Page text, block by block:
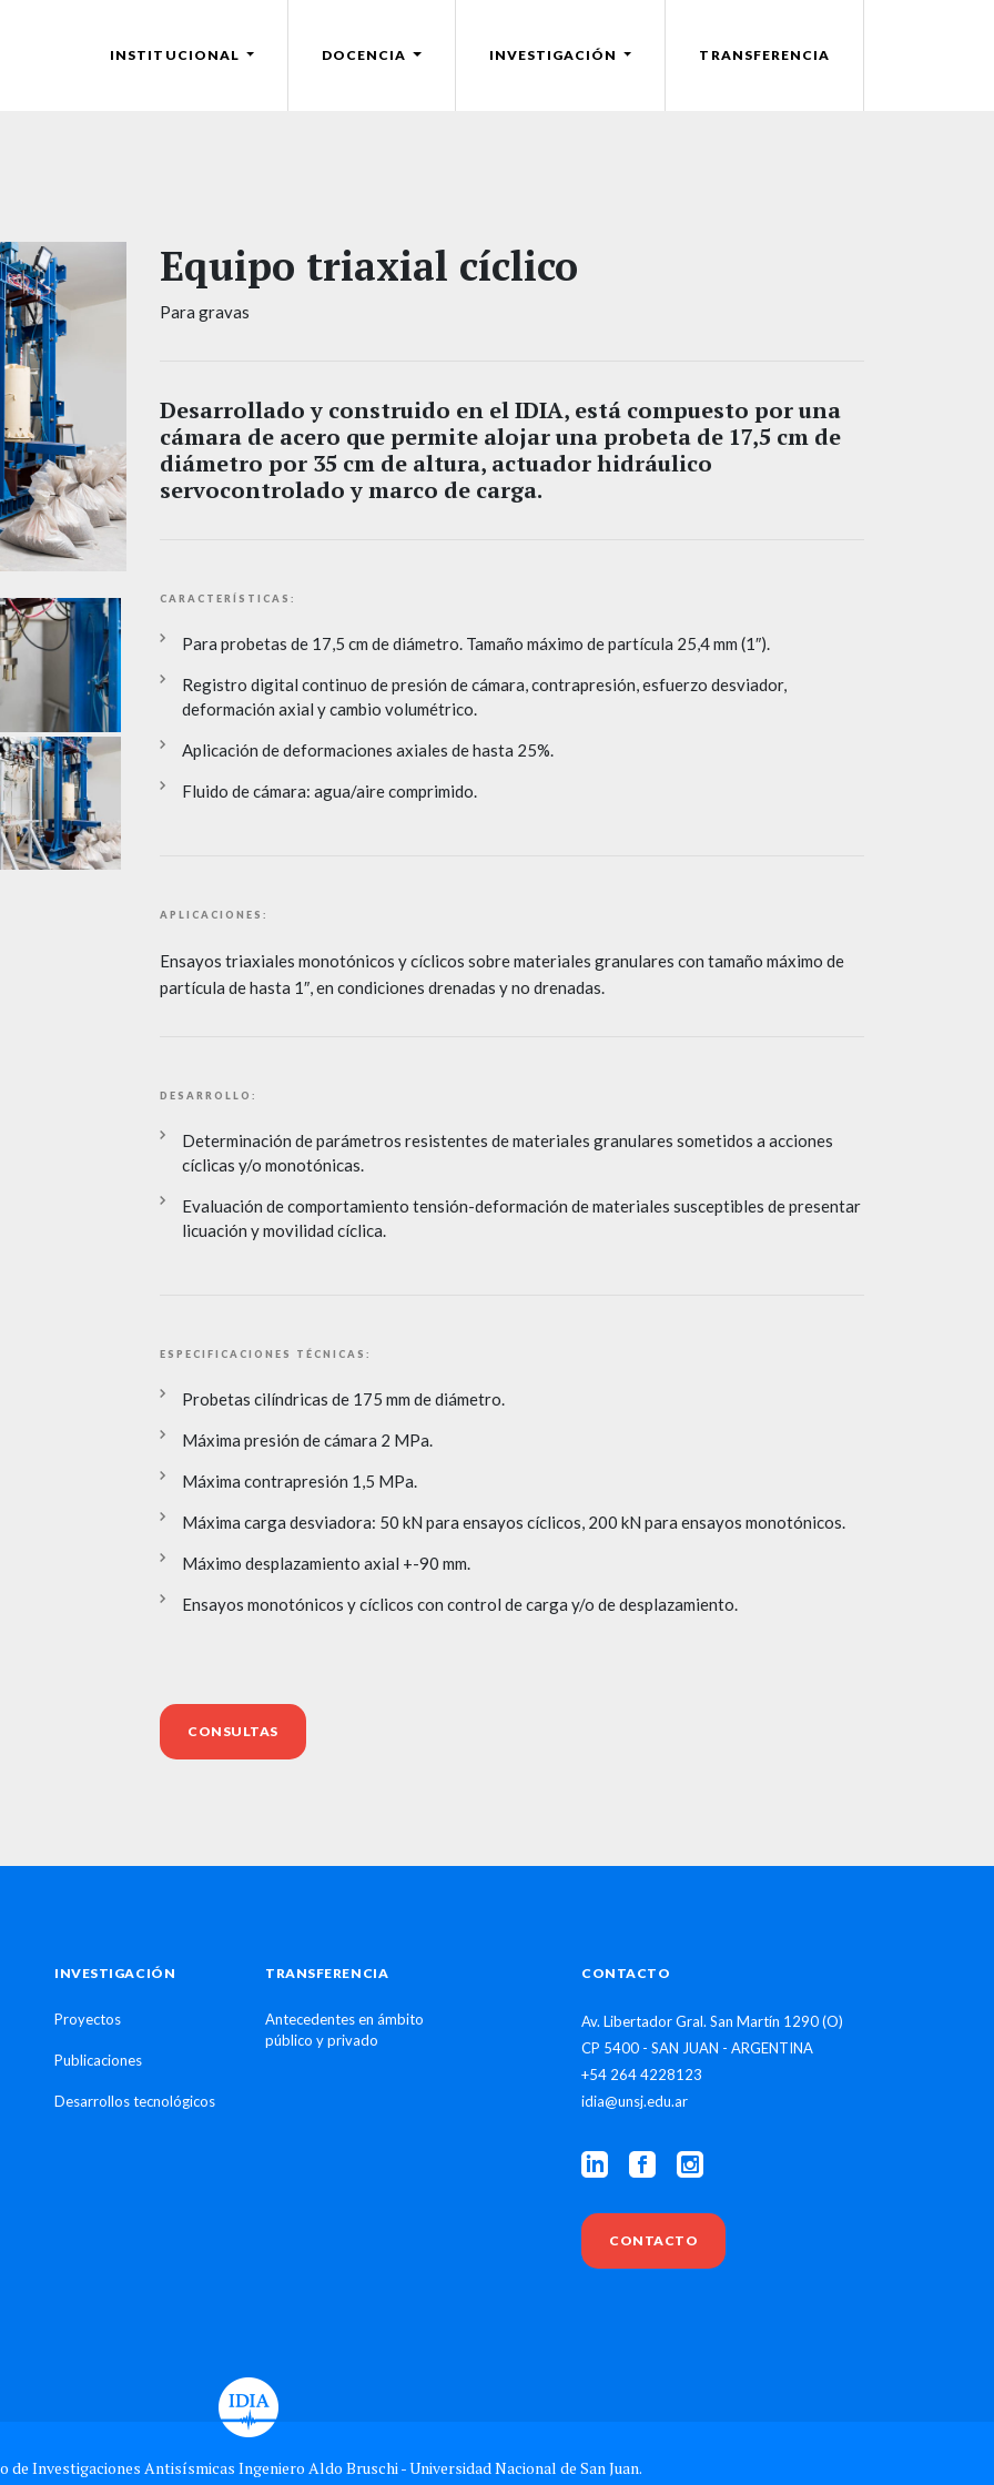
INSTITUCIONAL DOCENCIA INVESTIGACIÓN TRANSFERENCIA
Equipo triaxial cíclico
Para gravas
Desarrollado y construido en el IDIA, está compuesto por una
cámara de acero que permite alojar una probeta de 17,5 cm de
diámetro por 35 cm de altura, actuador hidráulico
servocontrolado y marco de carga.
CARACTERÍSTICAS:
Para probetas de 17,5 cm de diámetro. Tamaño máximo de partícula 25,4 mm (1″).
Registro digital continuo de presión de cámara, contrapresión, esfuerzo desviador,
deformación axial y cambio volumétrico.
Aplicación de deformaciones axiales de hasta 25%.
Fluido de cámara: agua/aire comprimido.
APLICACIONES:
Ensayos triaxiales monotónicos y cíclicos sobre materiales granulares con tamaño máximo de
partícula de hasta 1″, en condiciones drenadas y no drenadas.
DESARROLLO:
Determinación de parámetros resistentes de materiales granulares sometidos a acciones
cíclicas y/o monotónicas.
Evaluación de comportamiento tensión-deformación de materiales susceptibles de presentar
licuación y movilidad cíclica.
ESPECIFICACIONES TÉCNICAS:
Probetas cilíndricas de 175 mm de diámetro.
Máxima presión de cámara 2 MPa.
Máxima contrapresión 1,5 MPa.
Máxima carga desviadora: 50 kN para ensayos cíclicos, 200 kN para ensayos monotónicos.
Máximo desplazamiento axial +-90 mm.
Ensayos monotónicos y cíclicos con control de carga y/o de desplazamiento.
CONSULTAS
INVESTIGACIÓN
Proyectos
Publicaciones
Desarrollos tecnológicos
TRANSFERENCIA
Antecedentes en ámbito
público y privado
CONTACTO
Av. Libertador Gral. San Martín 1290 (O)
CP 5400 - SAN JUAN - ARGENTINA
+54 264 4228123
idia@unsj.edu.ar
CONTACTO
Investigaciones Antisísmicas Ingeniero Aldo Bruschi - Universidad Nacional de San Juan.